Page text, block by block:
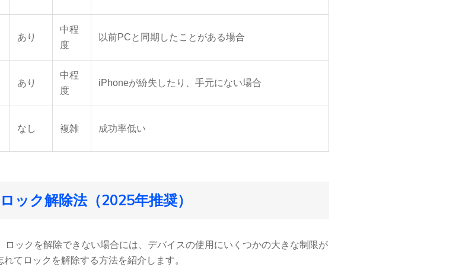
あり
中程
度
以前PCと同期したことがある場合
あり
中程
度
iPhoneが紛失したり、手元にない場合
なし 複雑 成功率低い
ック解除法（2025年推奨）
ックを解除できない場合には、デバイスの使用にいくつかの大きな制限が
てロックを解除する方法を紹介します。